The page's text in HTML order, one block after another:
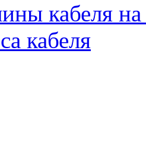
кабеля
кабеля